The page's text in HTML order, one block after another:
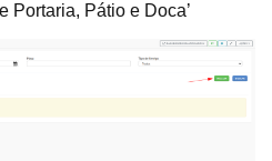
Portaria, Pátio e Doca’